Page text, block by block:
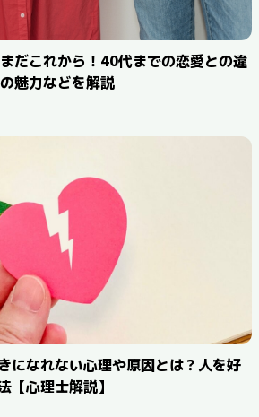
だこれから！40代までの恋愛との違
魅力などを解説
になれない心理や原因とは？人を好
【心理士解説】